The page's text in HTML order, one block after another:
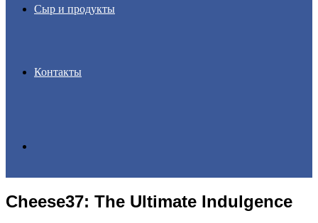
Сыр и продукты
Контакты
for
Cheese37: The Ultimate Indulgence